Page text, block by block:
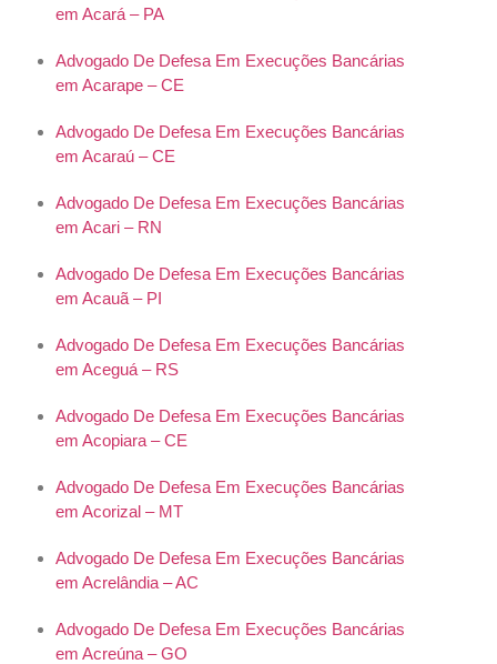
em Acará – PA
Advogado De Defesa Em Execuções Bancárias
em Acarape – CE
Advogado De Defesa Em Execuções Bancárias
em Acaraú – CE
Advogado De Defesa Em Execuções Bancárias
em Acari – RN
Advogado De Defesa Em Execuções Bancárias
em Acauã – PI
Advogado De Defesa Em Execuções Bancárias
em Aceguá – RS
Advogado De Defesa Em Execuções Bancárias
em Acopiara – CE
Advogado De Defesa Em Execuções Bancárias
em Acorizal – MT
Advogado De Defesa Em Execuções Bancárias
em Acrelândia – AC
Advogado De Defesa Em Execuções Bancárias
em Acreúna – GO